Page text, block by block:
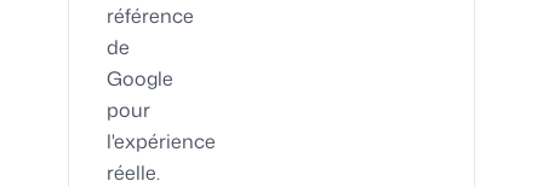
référence
de
Google
pour
l'expérience
réelle.